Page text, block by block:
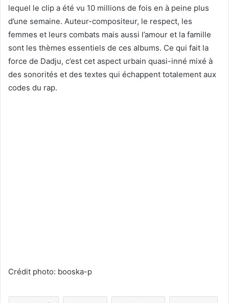
lequel le clip a été vu 10 millions de fois en à peine plus
d’une semaine. Auteur-compositeur, le respect, les
femmes et leurs combats mais aussi l’amour et la famille
sont les thèmes essentiels de ces albums. Ce qui fait la
force de Dadju, c’est cet aspect urbain quasi-inné mixé à
des sonorités et des textes qui échappent totalement aux
codes du rap.
Crédit photo: booska-p